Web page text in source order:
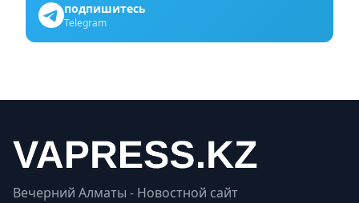
подпишитесь
Telegram
Вечерний Алматы - Новостной сайт